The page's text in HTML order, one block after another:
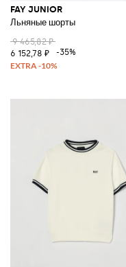
FAY JUNIOR
Льняные шорты
9 465,82 ₽
6 152,78 ₽
-35%